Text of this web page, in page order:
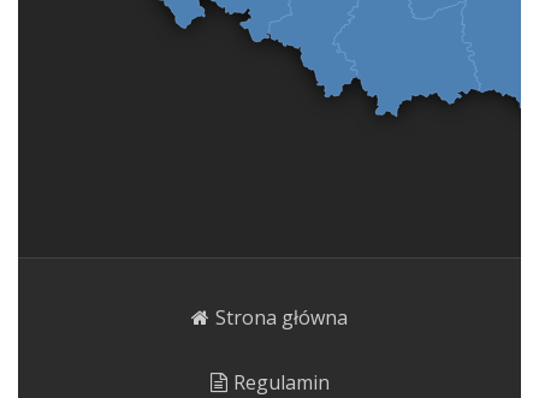
Strona główna
Regulamin